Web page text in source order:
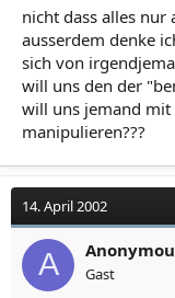
nicht dass alles nur
ausserdem denke
sich von
will uns den der
will uns jemand mit
manipulieren???
14. April 2002
A Gast